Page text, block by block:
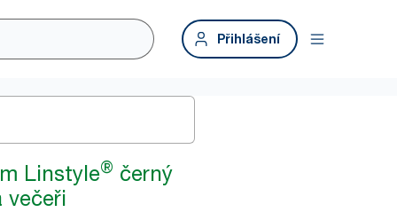
Přihlášení
Linstyle® černý
večeři